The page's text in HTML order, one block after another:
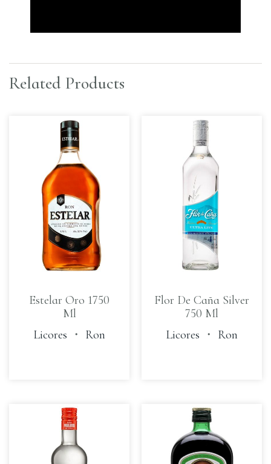
Related Products
Estelar Oro 1750
Ml
Licores ・ Ron
Flor De Caña Silver
750 Ml
Licores ・ Ron